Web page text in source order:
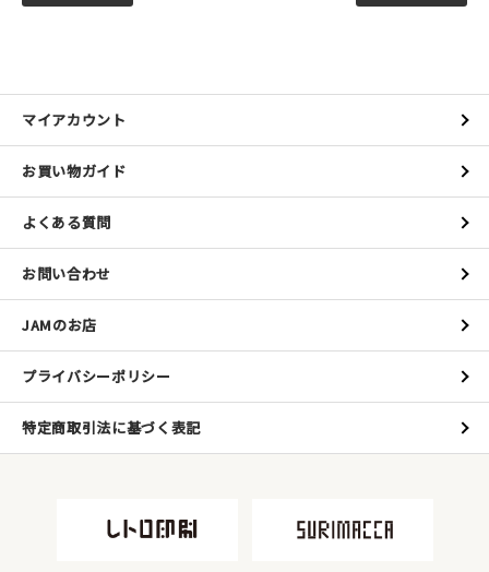
マイアカウント
お買い物ガイド
よくある質問
お問い合わせ
JAMのお店
プライバシーポリシー
特定商取引法に基づく表記